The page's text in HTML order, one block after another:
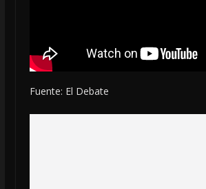
Fuente: El Debate